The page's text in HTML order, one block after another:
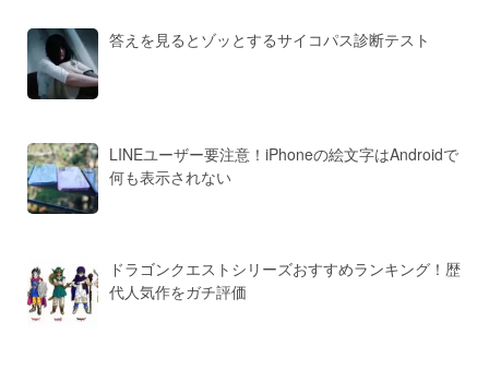
答えを見るとゾッとするサイコパス診断テスト
LINEユーザー要注意！iPhoneの絵文字はAndroidで
何も表示されない
ドラゴンクエストシリーズおすすめランキング！歴
代人気作をガチ評価